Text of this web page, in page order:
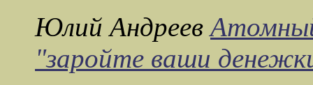
Юлий Андреев
"заройте ваши